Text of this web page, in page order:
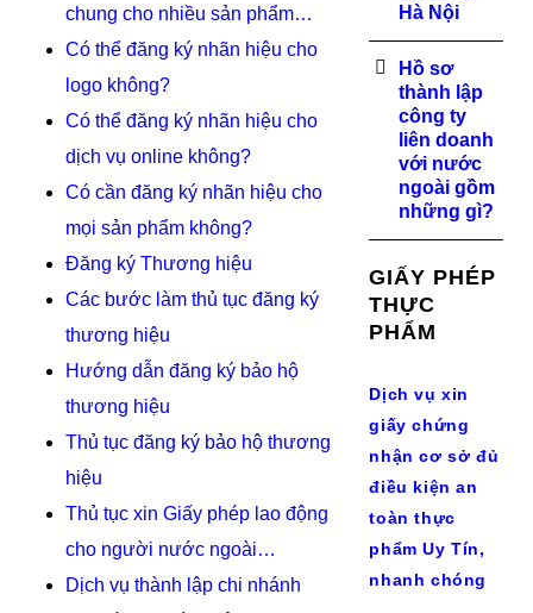
chung cho nhiều sản phẩm…
Có thể đăng ký nhãn hiệu cho
logo không?
Có thể đăng ký nhãn hiệu cho
dịch vụ online không?
Có cần đăng ký nhãn hiệu cho
mọi sản phẩm không?
Đăng ký Thương hiệu
Các bước làm thủ tục đăng ký
thương hiệu
Hướng dẫn đăng ký bảo hộ
thương hiệu
Thủ tục đăng ký bảo hộ thương
hiệu
Thủ tục xin Giấy phép lao động
cho người nước ngoài…
Dịch vụ thành lập chi nhánh
Hà Nội
Hồ sơ
thành lập
công ty
liên doanh
với nước
ngoài gồm
những gì?
GIẤY PHÉP
THỰC
PHẨM
Dịch vụ xin
giấy chứng
nhận cơ sở đủ
điều kiện an
toàn thực
phẩm Uy Tín,
nhanh chóng